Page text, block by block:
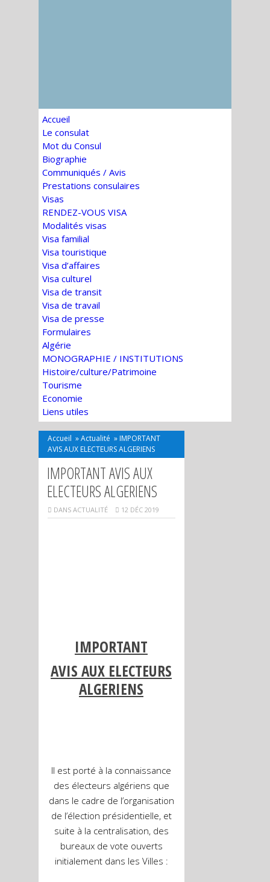
Accueil
Le consulat
Mot du Consul
Biographie
Communiqués / Avis
Prestations consulaires
Visas
RENDEZ-VOUS VISA
Modalités visas
Visa familial
Visa touristique
Visa d’affaires
Visa culturel
Visa de transit
Visa de travail
Visa de presse
Formulaires
Algérie
MONOGRAPHIE / INSTITUTIONS
Histoire/culture/Patrimoine
Tourisme
Economie
Liens utiles
Accueil »Actualité » IMPORTANT
AVIS AUX ELECTEURS ALGERIENS
IMPORTANT AVIS AUX
ELECTEURS ALGERIENS
DANS ACTUALITÉ 12 DÉC 2019
IMPORTANT
AVIS AUX ELECTEURS
ALGERIENS
Il est porté à la connaissance
des électeurs algériens que
dans le cadre de l’organisation
de l’élection présidentielle, et
suite à la centralisation, des
bureaux de vote ouverts
initialement dans les Villes :